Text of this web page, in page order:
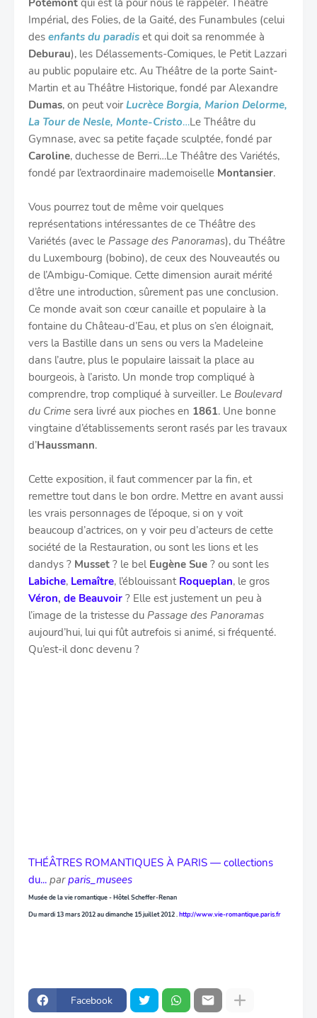
Potémont qui est là pour nous le rappeler. Théâtre
Impérial, des Folies, de la Gaité, des Funambules (celui
des enfants du paradis et qui doit sa renommée à
Deburau), les Délassements-Comiques, le Petit Lazzari
au public populaire etc. Au Théâtre de la porte Saint-
Martin et au Théâtre Historique, fondé par Alexandre
Dumas, on peut voir Lucrèce Borgia, Marion Delorme,
La Tour de Nesle, Monte-Cristo…Le Théâtre du
Gymnase, avec sa petite façade sculptée, fondé par
Caroline, duchesse de Berri…Le Théâtre des Variétés,
fondé par l’extraordinaire mademoiselle Montansier.
Vous pourrez tout de même voir quelques
représentations intéressantes de ce Théâtre des
Variétés (avec le Passage des Panoramas), du Théâtre
du Luxembourg (bobino), de ceux des Nouveautés ou
de l’Ambigu-Comique. Cette dimension aurait mérité
d’être une introduction, sûrement pas une conclusion.
Ce monde avait son cœur canaille et populaire à la
fontaine du Château-d’Eau, et plus on s’en éloignait,
vers la Bastille dans un sens ou vers la Madeleine
dans l’autre, plus le populaire laissait la place au
bourgeois, à l’aristo. Un monde trop compliqué à
comprendre, trop compliqué à surveiller. Le Boulevard
du Crime sera livré aux pioches en 1861. Une bonne
vingtaine d’établissements seront rasés par les travaux
d’Haussmann.
Cette exposition, il faut commencer par la fin, et
remettre tout dans le bon ordre. Mettre en avant aussi
les vrais personnages de l’époque, si on y voit
beaucoup d’actrices, on y voir peu d’acteurs de cette
société de la Restauration, ou sont les lions et les
dandys ? Musset ? le belEugène Sue ? ou sont les
Labiche, Lemaître, l’éblouissant Roqueplan, le gros
Véron, de Beauvoir ? Elle est justement un peu à
l’image de la tristesse du Passage des Panoramas
aujourd’hui, lui qui fût autrefois si animé, si fréquenté.
Qu’est-il donc devenu ?
THÉÂTRES ROMANTIQUES À PARIS — collections
du... parparis_musees
Musée de la vie romantique - Hôtel Scheffer-Renan
Du mardi 13 mars 2012 au dimanche 15 juillet 2012 .http://www.vie-romantique.paris.fr
Facebook